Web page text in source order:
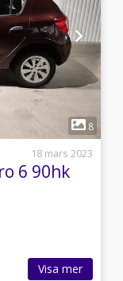
8
18 mars 2023
6 90hk
Visa mer